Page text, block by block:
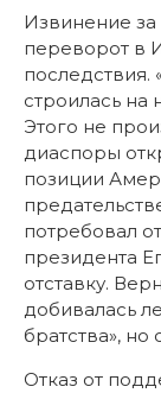
Извинение
переворот в
строилась
Этого не
диаспоры
позиции
потребовал
президента
отставку.
добивалась
братства», но
Отказ от